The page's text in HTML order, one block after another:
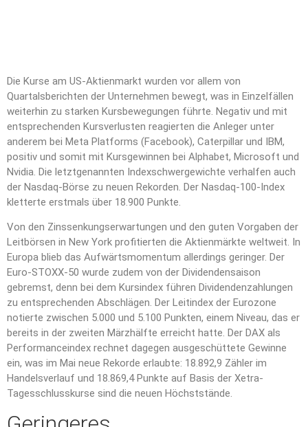
Die Kurse am US-Aktienmarkt wurden vor allem von
Quartalsberichten der Unternehmen bewegt, was in Einzelfällen
weiterhin zu starken Kursbewegungen führte. Negativ und mit
entsprechenden Kursverlusten reagierten die Anleger unter
anderem bei Meta Platforms (Facebook), Caterpillar und IBM,
positiv und somit mit Kursgewinnen bei Alphabet, Microsoft und
Nvidia. Die letztgenannten Indexschwergewichte verhalfen auch
der Nasdaq-Börse zu neuen Rekorden. Der Nasdaq-100-Index
kletterte erstmals über 18.900 Punkte.
Von den Zinssenkungserwartungen und den guten Vorgaben der
Leitbörsen in New York profitierten die Aktienmärkte weltweit. In
Europa blieb das Aufwärtsmomentum allerdings geringer. Der
Euro-STOXX-50 wurde zudem von der Dividendensaison
gebremst, denn bei dem Kursindex führen Dividendenzahlungen
zu entsprechenden Abschlägen. Der Leitindex der Eurozone
notierte zwischen 5.000 und 5.100 Punkten, einem Niveau, das er
bereits in der zweiten Märzhälfte erreicht hatte. Der DAX als
Performanceindex rechnet dagegen ausgeschüttete Gewinne
ein, was im Mai neue Rekorde erlaubte: 18.892,9 Zähler im
Handelsverlauf und 18.869,4 Punkte auf Basis der Xetra-
Tagesschlusskurse sind die neuen Höchststände.